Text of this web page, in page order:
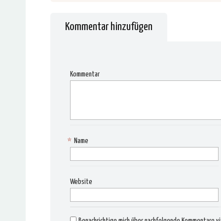
Kommentar hinzufügen
Kommentar
Name
*
Website